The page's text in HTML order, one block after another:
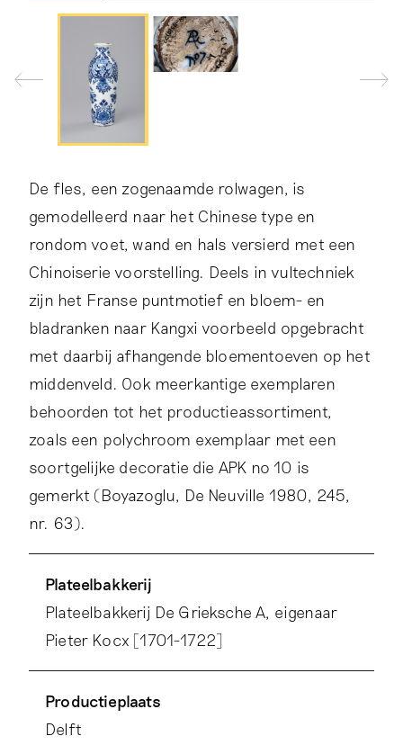
De fles, een zogenaamde rolwagen, is
gemodelleerd naar het Chinese type en
rondom voet, wand en hals versierd met een
Chinoiserie voorstelling. Deels in vultechniek
zijn het Franse puntmotief en bloem- en
bladranken naar Kangxi voorbeeld opgebracht
met daarbij afhangende bloementoeven op het
middenveld. Ook meerkantige exemplaren
behoorden tot het productieassortiment,
zoals een polychroom exemplaar met een
soortgelijke decoratie die APK no 10 is
gemerkt (Boyazoglu, De Neuville 1980, 245,
nr. 63).
combinatie met het fabrieksmerk APK treffen
we onder meer aan op flessen en een kan
(objectnrs. 0400335, 0400334 en
0400373).
Plateelbakkerij
Plateelbakkerij De Grieksche A, eigenaar
Pieter Kocx [1701-1722]
Productieplaats
Delft